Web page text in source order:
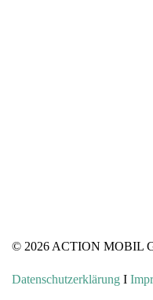
© 2026 ACTION MOBIL
Datenschutzerklärung I